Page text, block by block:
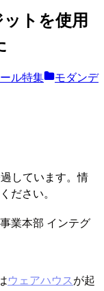
トを使用
ル特集
モダンデ
しています。情
ださい。
業本部 インテグ
ウェアハウスが起